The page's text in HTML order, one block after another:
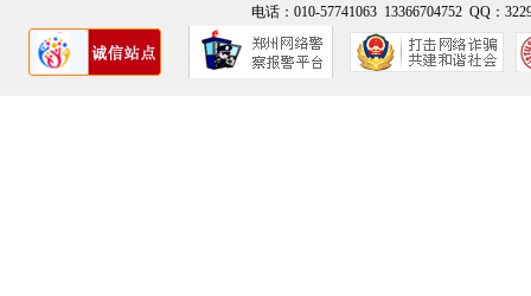
电话：010-57741063 13366704752 QQ：